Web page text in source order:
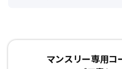
マンスリー専用コ